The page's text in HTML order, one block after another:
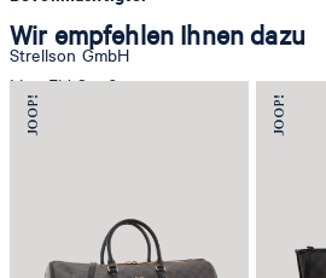
Strellson GmbH
Line-Eid-Str. 6
78467 Konstanz
Wir empfehlen Ihnen dazu